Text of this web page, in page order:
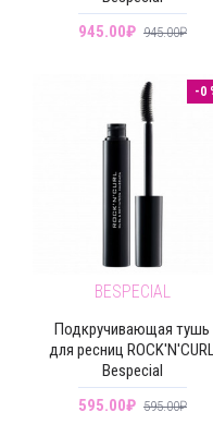
945.00₽ 945.00₽
-0
BESPECIAL
Подкручивающая тушь
для ресниц
Bespecial
595.00₽ 595.00₽